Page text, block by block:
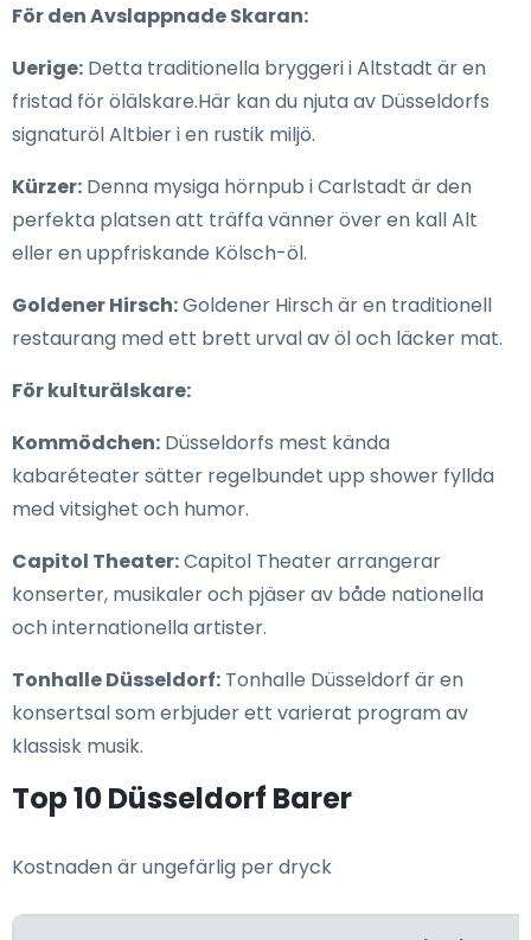
För den Avslappnade Skaran:
Uerige: Detta traditionella bryggeri i Altstadt är en
fristad för ölälskare.Här kan du njuta av Düsseldorfs
signaturöl Altbier i en rustik miljö.
Kürzer: Denna mysiga hörnpub i Carlstadt är den
perfekta platsen att träffa vänner över en kall Alt
eller en uppfriskande Kölsch-öl.
Goldener Hirsch:Goldener Hirsch är en traditionell
restaurang med ett brett urval av öl och läcker mat.
För kulturälskare:
Kommödchen: Düsseldorfs mest kända
kabaréteater sätter regelbundet upp shower fyllda
med vitsighet och humor.
Capitol Theater:Capitol Theater arrangerar
konserter, musikaler och pjäser av både nationella
och internationella artister.
Tonhalle Düsseldorf: Tonhalle Düsseldorf är en
konsertsal som erbjuder ett varierat program av
klassisk musik.
Top 10 Düsseldorf Barer
Kostnaden är ungefärlig per dryck